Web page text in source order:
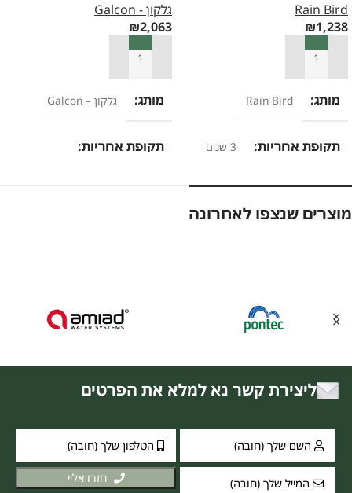
Rain Bird
₪1,238
הוספה לסל
מותג Rain Bird
תקופת אחריות 3 שנים
גלקון - Galcon
₪2,063
הוספה לסל
מותג גלקון – Galcon
תקופת אחריות
12 חודשים
מוצרים שנצפו לאחרונה
ליצירת קשר נא למלא את הפרטים
חזרו אליי